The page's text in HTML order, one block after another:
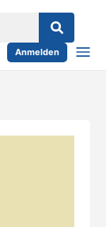
Anmelden